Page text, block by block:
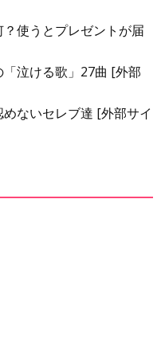
使うとプレゼントが届
泣ける歌」27曲 [外部
ないセレブ達 [外部サイ